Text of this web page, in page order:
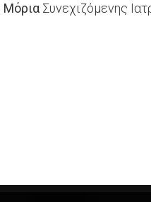
Μόρια Συνεχιζόμενης